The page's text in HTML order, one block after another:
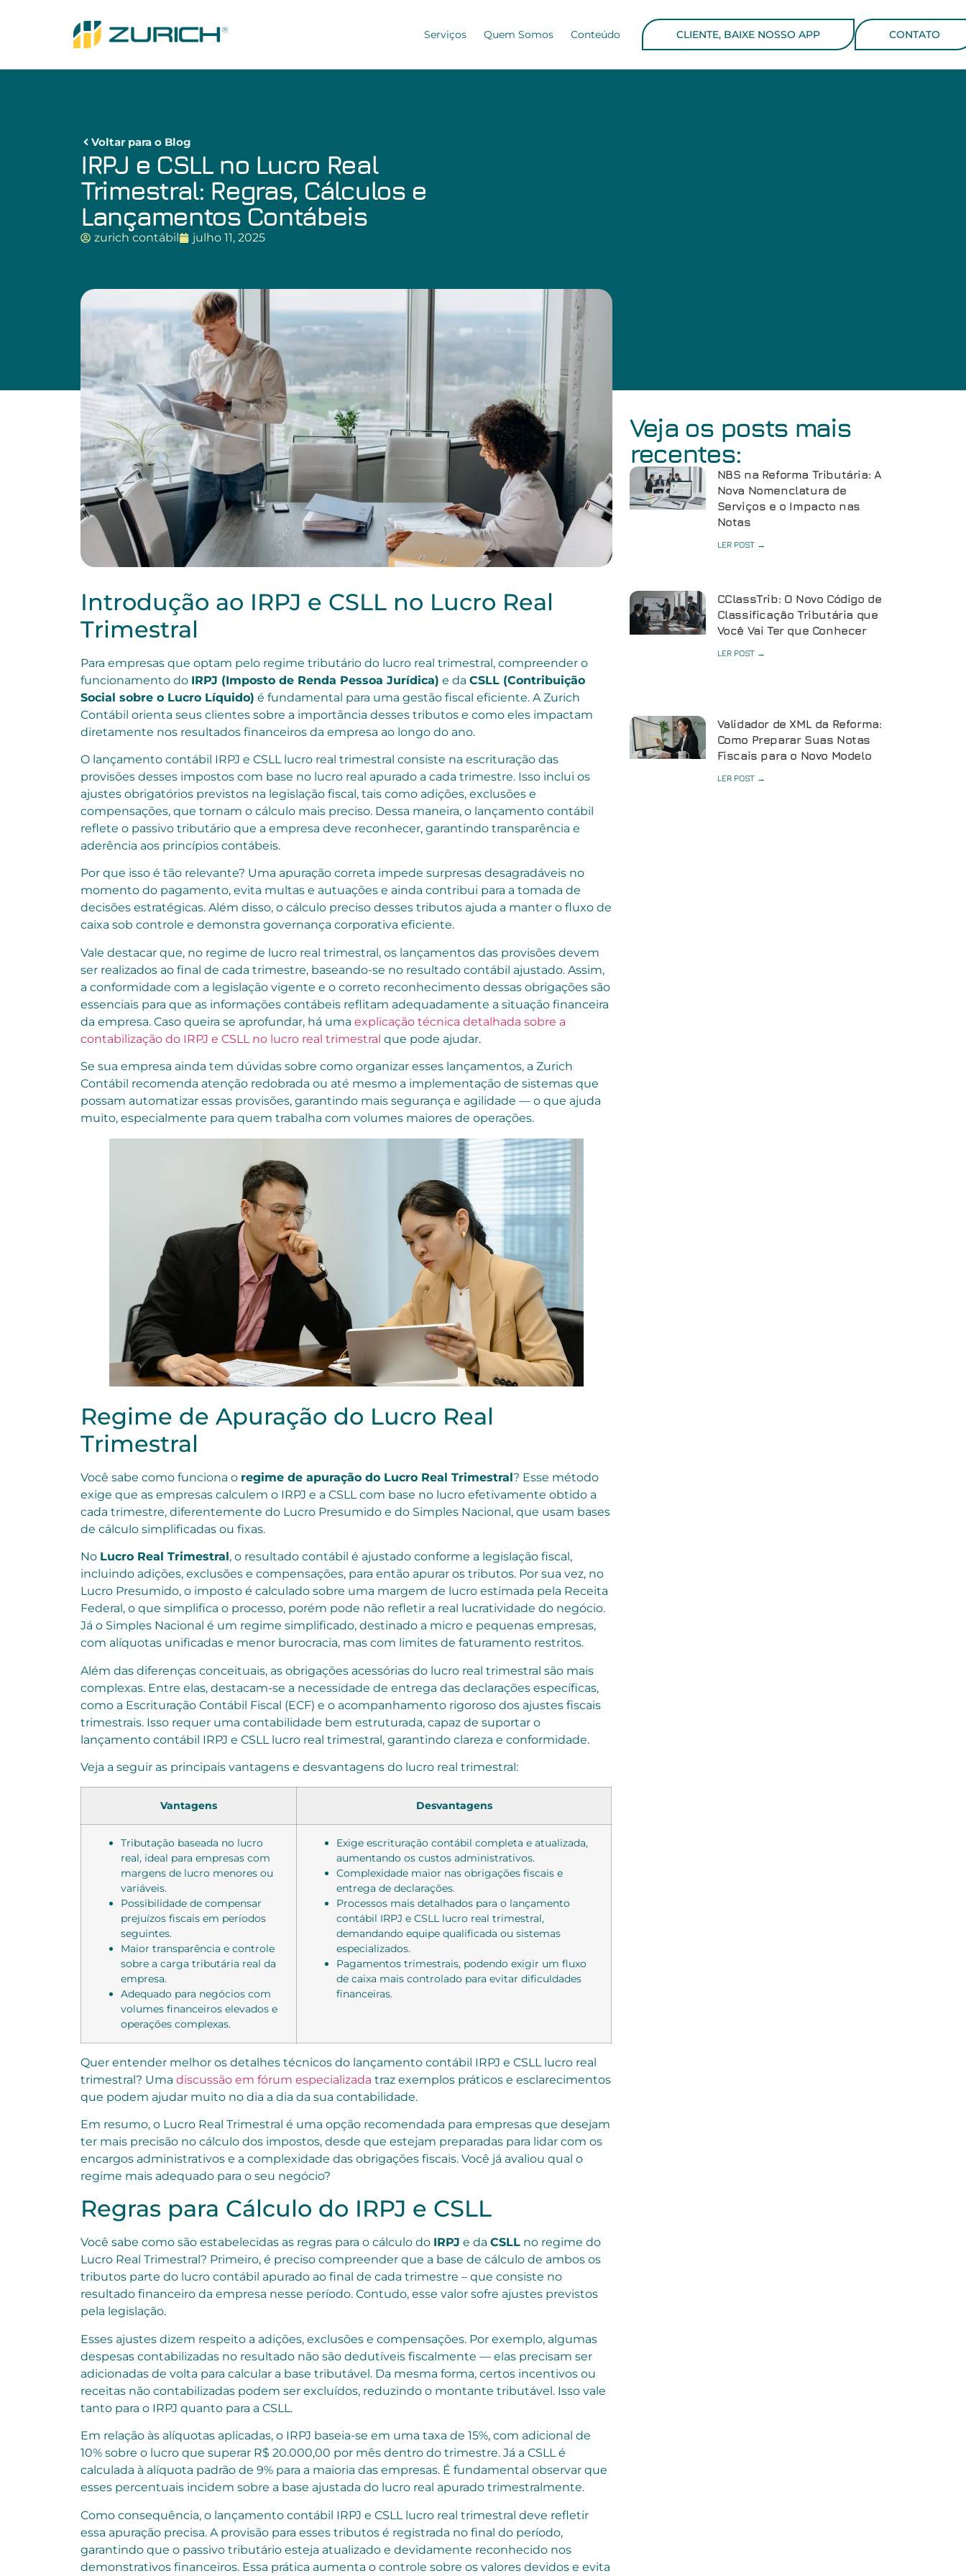
Serviços Quem Somos Conteúdo CLIENTE, BAIXE NOSSO APP CONTATO
Voltar para o Blog
IRPJ e CSLL no Lucro Real
Trimestral: Regras, Cálculos e
Lançamentos Contábeis
zurich contábil julho 11, 2025
Veja os posts mais
recentes:
NBS na Reforma Tributária: A
Nova Nomenclatura de
Serviços e o Impacto nas
Notas
LER POST →
CClassTrib: O Novo Código de
Classificação Tributária que
Você Vai Ter que Conhecer
LER POST →
Validador de XML da Reforma:
Como Preparar Suas Notas
Fiscais para o Novo Modelo
LER POST →
Introdução ao IRPJ e CSLL no Lucro Real
Trimestral
Para empresas que optam pelo regime tributário do lucro real trimestral, compreender o
funcionamento do IRPJ (Imposto de Renda Pessoa Jurídica) e da CSLL (Contribuição
Social sobre o Lucro Líquido) é fundamental para uma gestão fiscal eficiente. A Zurich
Contábil orienta seus clientes sobre a importância desses tributos e como eles impactam
diretamente nos resultados financeiros da empresa ao longo do ano.
O lançamento contábil IRPJ e CSLL lucro real trimestral consiste na escrituração das
provisões desses impostos com base no lucro real apurado a cada trimestre. Isso inclui os
ajustes obrigatórios previstos na legislação fiscal, tais como adições, exclusões e
compensações, que tornam o cálculo mais preciso. Dessa maneira, o lançamento contábil
reflete o passivo tributário que a empresa deve reconhecer, garantindo transparência e
aderência aos princípios contábeis.
Por que isso é tão relevante? Uma apuração correta impede surpresas desagradáveis no
momento do pagamento, evita multas e autuações e ainda contribui para a tomada de
decisões estratégicas. Além disso, o cálculo preciso desses tributos ajuda a manter o fluxo de
caixa sob controle e demonstra governança corporativa eficiente.
Vale destacar que, no regime de lucro real trimestral, os lançamentos das provisões devem
ser realizados ao final de cada trimestre, baseando-se no resultado contábil ajustado. Assim,
a conformidade com a legislação vigente e o correto reconhecimento dessas obrigações são
essenciais para que as informações contábeis reflitam adequadamente a situação financeira
da empresa. Caso queira se aprofundar, há uma explicação técnica detalhada sobre a
contabilização do IRPJ e CSLL no lucro real trimestral que pode ajudar.
Se sua empresa ainda tem dúvidas sobre como organizar esses lançamentos, a Zurich
Contábil recomenda atenção redobrada ou até mesmo a implementação de sistemas que
possam automatizar essas provisões, garantindo mais segurança e agilidade — o que ajuda
muito, especialmente para quem trabalha com volumes maiores de operações.
Regime de Apuração do Lucro Real
Trimestral
Você sabe como funciona o regime de apuração do Lucro Real Trimestral? Esse método
exige que as empresas calculem o IRPJ e a CSLL com base no lucro efetivamente obtido a
cada trimestre, diferentemente do Lucro Presumido e do Simples Nacional, que usam bases
de cálculo simplificadas ou fixas.
No Lucro Real Trimestral, o resultado contábil é ajustado conforme a legislação fiscal,
incluindo adições, exclusões e compensações, para então apurar os tributos. Por sua vez, no
Lucro Presumido, o imposto é calculado sobre uma margem de lucro estimada pela Receita
Federal, o que simplifica o processo, porém pode não refletir a real lucratividade do negócio.
Já o Simples Nacional é um regime simplificado, destinado a micro e pequenas empresas,
com alíquotas unificadas e menor burocracia, mas com limites de faturamento restritos.
Além das diferenças conceituais, as obrigações acessórias do lucro real trimestral são mais
complexas. Entre elas, destacam-se a necessidade de entrega das declarações específicas,
como a Escrituração Contábil Fiscal (ECF) e o acompanhamento rigoroso dos ajustes fiscais
trimestrais. Isso requer uma contabilidade bem estruturada, capaz de suportar o
lançamento contábil IRPJ e CSLL lucro real trimestral, garantindo clareza e conformidade.
Veja a seguir as principais vantagens e desvantagens do lucro real trimestral:
Vantagens Desvantagens
Tributação baseada no lucro
real, ideal para empresas com
margens de lucro menores ou
variáveis.
Possibilidade de compensar
prejuízos fiscais em períodos
seguintes.
Maior transparência e controle
sobre a carga tributária real da
empresa.
Adequado para negócios com
volumes financeiros elevados e
operações complexas.
Exige escrituração contábil completa e atualizada,
aumentando os custos administrativos.
Complexidade maior nas obrigações fiscais e
entrega de declarações.
Processos mais detalhados para o lançamento
contábil IRPJ e CSLL lucro real trimestral,
demandando equipe qualificada ou sistemas
especializados.
Pagamentos trimestrais, podendo exigir um fluxo
de caixa mais controlado para evitar dificuldades
financeiras.
Quer entender melhor os detalhes técnicos do lançamento contábil IRPJ e CSLL lucro real
trimestral? Uma discussão em fórum especializada traz exemplos práticos e esclarecimentos
que podem ajudar muito no dia a dia da sua contabilidade.
Em resumo, o Lucro Real Trimestral é uma opção recomendada para empresas que desejam
ter mais precisão no cálculo dos impostos, desde que estejam preparadas para lidar com os
encargos administrativos e a complexidade das obrigações fiscais. Você já avaliou qual o
regime mais adequado para o seu negócio?
Regras para Cálculo do IRPJ e CSLL
Você sabe como são estabelecidas as regras para o cálculo do IRPJ e da CSLL no regime do
Lucro Real Trimestral? Primeiro, é preciso compreender que a base de cálculo de ambos os
tributos parte do lucro contábil apurado ao final de cada trimestre – que consiste no
resultado financeiro da empresa nesse período. Contudo, esse valor sofre ajustes previstos
pela legislação.
Esses ajustes dizem respeito a adições, exclusões e compensações. Por exemplo, algumas
despesas contabilizadas no resultado não são dedutíveis fiscalmente — elas precisam ser
adicionadas de volta para calcular a base tributável. Da mesma forma, certos incentivos ou
receitas não contabilizadas podem ser excluídos, reduzindo o montante tributável. Isso vale
tanto para o IRPJ quanto para a CSLL.
Em relação às alíquotas aplicadas, o IRPJ baseia-se em uma taxa de 15%, com adicional de
10% sobre o lucro que superar R$ 20.000,00 por mês dentro do trimestre. Já a CSLL é
calculada à alíquota padrão de 9% para a maioria das empresas. É fundamental observar que
esses percentuais incidem sobre a base ajustada do lucro real apurado trimestralmente.
Como consequência, o lançamento contábil IRPJ e CSLL lucro real trimestral deve refletir
essa apuração precisa. A provisão para esses tributos é registrada no final do período,
garantindo que o passivo tributário esteja atualizado e devidamente reconhecido nos
demonstrativos financeiros. Essa prática aumenta o controle sobre os valores devidos e evita